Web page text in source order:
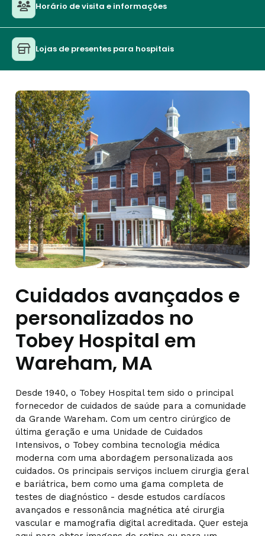
Horário de visita e informações
Lojas de presentes para hospitais
Cuidados avançados e
personalizados no
Tobey Hospital em
Wareham, MA
Desde 1940, o Tobey Hospital tem sido o principal
fornecedor de cuidados de saúde para a comunidade
da Grande Wareham. Com um centro cirúrgico de
última geração e uma Unidade de Cuidados
Intensivos, o Tobey combina tecnologia médica
moderna com uma abordagem personalizada aos
cuidados. Os principais serviços incluem cirurgia geral
e bariátrica, bem como uma gama completa de
testes de diagnóstico - desde estudos cardíacos
avançados e ressonância magnética até cirurgia
vascular e mamografia digital acreditada. Quer esteja